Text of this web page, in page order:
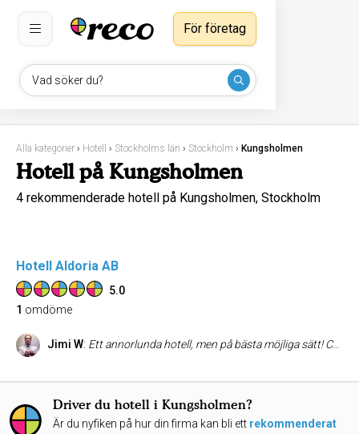
Vad söker du?
För företag
Alla kategorier › Hotell › Stockholms län › Stockholm › Kungsholmen
Hotell på Kungsholmen
4 rekommenderade hotell på Kungsholmen, Stockholm
Hotell Aldoria AB
5.0
1 omdöme
Jimi W: Ett annorlunda hotell, men på bästa möjliga sätt! Centralt beläget och nära till allt (bokstavligen) med fräscha hotellrum är bara grädden på moset. Det är den trevliga personalen som ger hela upplevelsen och där gör Hotell Aldoria väldigt bra ifrån sig. Trots att hotellet ligger mitt i stan så är rummen tysta och nyrenoverade så jag njöt av min hotellvistelse här. Rekommenderas varmt!
Driver du hotell i Kungsholmen?
Är du nyfiken på hur din firma kan bli ett rekommenderat